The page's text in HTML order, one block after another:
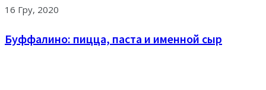
16 Гру, 2020
Буффалино: пицца, паста и именной сыр